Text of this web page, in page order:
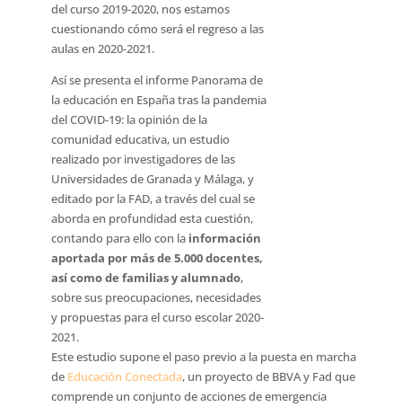
del curso 2019-2020, nos estamos
cuestionando cómo será el regreso a las
aulas en 2020-2021.
Así se presenta el informe Panorama de
la educación en España tras la pandemia
del COVID-19: la opinión de la
comunidad educativa, un estudio
realizado por investigadores de las
Universidades de Granada y Málaga, y
editado por la FAD, a través del cual se
aborda en profundidad esta cuestión,
contando para ello con la información
aportada por más de 5.000 docentes,
así como de familias y alumnado,
sobre sus preocupaciones, necesidades
y propuestas para el curso escolar 2020-
2021.
Este estudio supone el paso previo a la puesta en marcha
de  Educación Conectada, un proyecto de BBVA y Fad que
comprende un conjunto de acciones de emergencia